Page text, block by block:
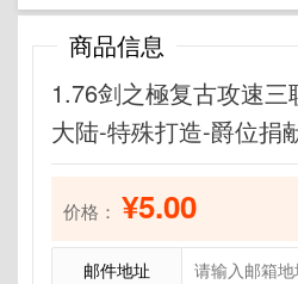
商品信息
1.76剑之極复古攻速
大陆-特殊打造-爵位捐
价格： ¥5.00
邮件地址